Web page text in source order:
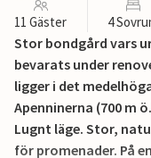
11 Gäster 4
Stor bondgård vars
bevarats under
ligger i det
Apenninerna (700 m
Lugnt läge. Stor,
för promenader. På